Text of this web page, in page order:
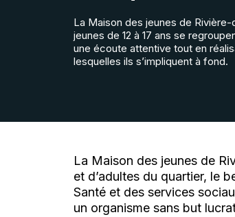
La Maison des jeunes de
jeunes de 12 à 17 ans se
une écoute attentive tout en
lesquelles ils s’impliquent à fond.
La Maison des jeunes de
et d’adultes du quartier, le
Santé et des services
un organisme sans but